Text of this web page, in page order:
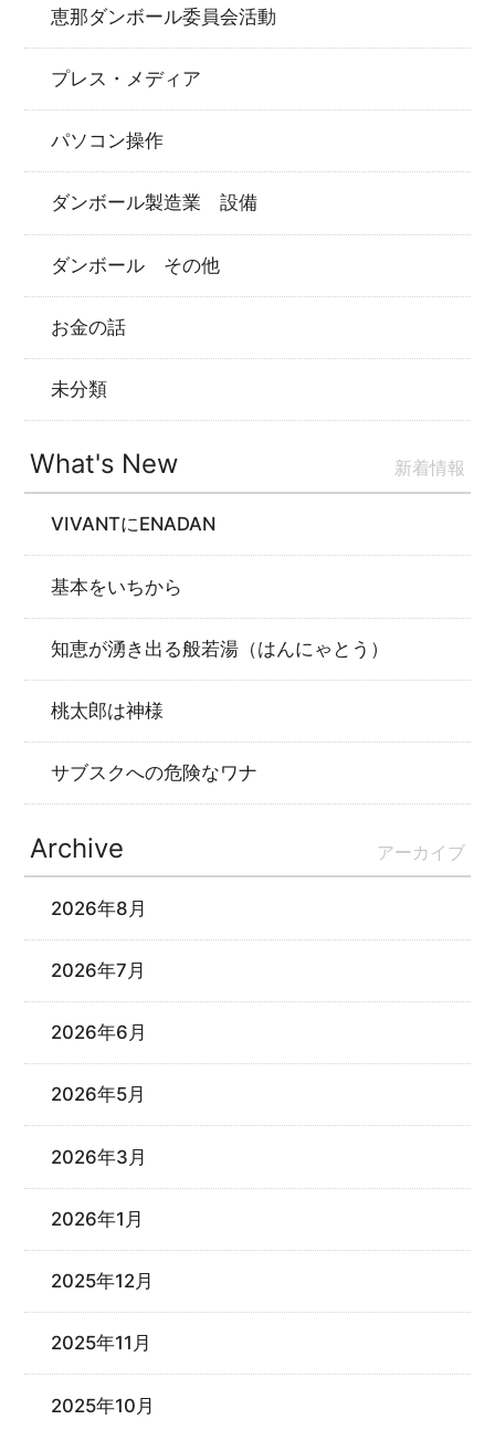
恵那ダンボール委員会活動
プレス・メディア
パソコン操作
ダンボール製造業 設備
ダンボール その他
お金の話
未分類
What's New 新着情報
VIVANTにENADAN
基本をいちから
知恵が湧き出る般若湯（はんにゃとう）
桃太郎は神様
サブスクへの危険なワナ
Archive アーカイブ
2026年8月
2026年7月
2026年6月
2026年5月
2026年3月
2026年1月
2025年12月
2025年11月
2025年10月